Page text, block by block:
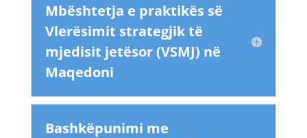
Mbështetja e praktikës së
Vlerësimit strategjik të
mjedisit jetësor (VSMJ) në
Maqedoni
Bashkëpunimi me